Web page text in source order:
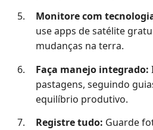
Monitore com
use apps de satélite
mudanças na terra.
Faça manejo integrado:
pastagens, seguindo
equilíbrio produtivo.
Registre tudo: Guarde